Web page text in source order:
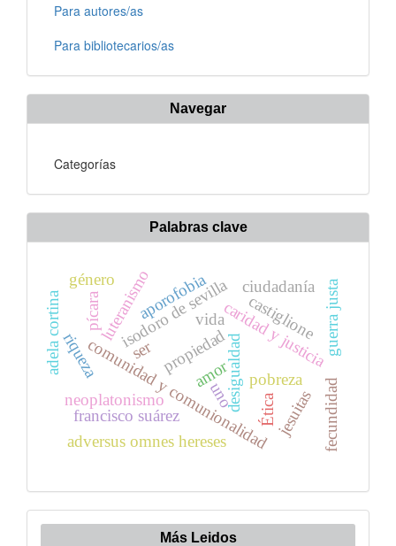
Para autores/as
Para bibliotecarios/as
Navegar
Categorías
Palabras clave
desigualdad pobreza
caridad y justicia
comunidad y comunionalidad
isodoro de sevilla
propiedad
adversus omnes hereses
luteranismo
francisco suárez
guerra justa
jesuitas
amor
castiglione
neoplatonismo
pícara
riqueza
fecundidad
ser
uno
vida
adela cortina aporofobia
Ética
ciudadanía
género
Más Leidos